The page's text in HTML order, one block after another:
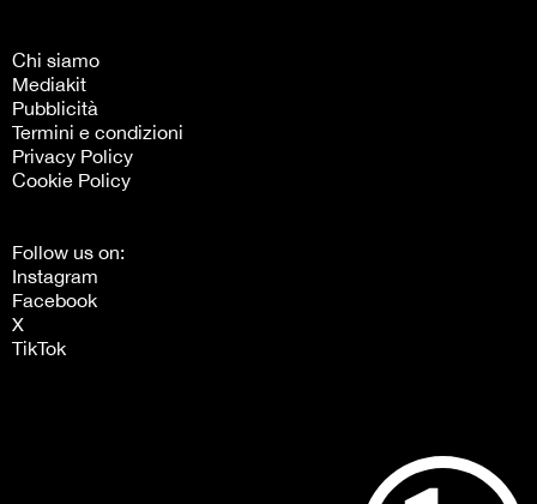
Chi siamo
Mediakit
Pubblicità
Termini e condizioni
Privacy Policy
Cookie Policy
Follow us on:
Instagram
Facebook
X
TikTok